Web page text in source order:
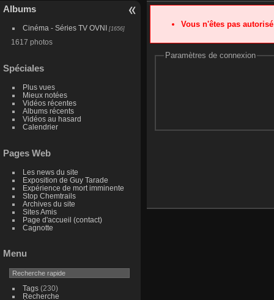
Albums
Cinéma - Séries TV OVNI [1656]
1617 photos
Spéciales
Plus vues
Mieux notées
Vidéos récentes
Albums récents
Vidéos au hasard
Calendrier
Pages Web
Les news du site
Exposition de Guy Tarade
Expérience de mort imminente
Stop Chemtrails
Archives du site
Sites Amis
Page d'accueil (contact)
Cagnotte
Menu
Tags(230)
Recherche
Vous n'êtes pas
Paramètres de connexion